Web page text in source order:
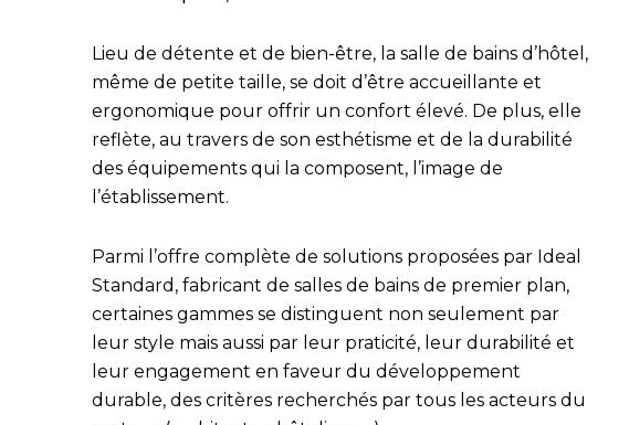
Lieu de détente et de bien-être, la salle de bains d’hôtel,
même de petite taille, se doit d’être accueillante et
ergonomique pour offrir un confort élevé. De plus, elle
reflète, au travers de son esthétisme et de la durabilité
des équipements qui la composent, l’image de
l’établissement.
Parmi l’offre complète de solutions proposées par Ideal
Standard, fabricant de salles de bains de premier plan,
certaines gammes se distinguent non seulement par
leur style mais aussi par leur praticité, leur durabilité et
leur engagement en faveur du développement
durable, des critères recherchés par tous les acteurs du